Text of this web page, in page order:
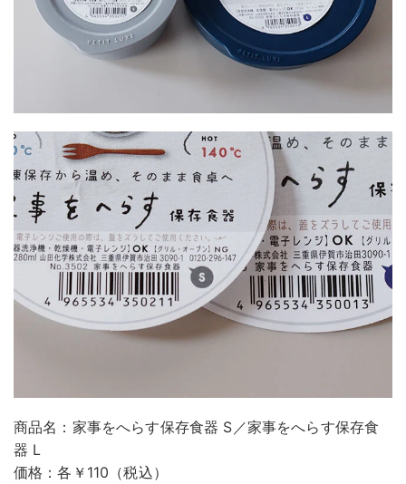
商品名：家事をへらす保存食器 S／家事をへらす保存食
器 L
価格：各￥110（税込）